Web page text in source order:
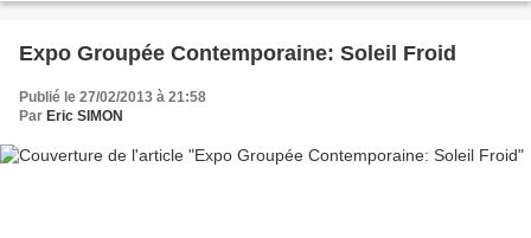
Expo Groupée Contemporaine: Soleil Froid
Publié le 27/02/2013 à 21:58
Par Eric SIMON